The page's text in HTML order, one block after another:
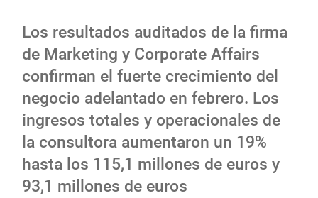
Los resultados auditados de la firma
de Marketing y Corporate Affairs
confirman el fuerte crecimiento del
negocio adelantado en febrero. Los
ingresos totales y operacionales de
la consultora aumentaron un 19%
hasta los 115,1 millones de euros y
93,1 millones de euros